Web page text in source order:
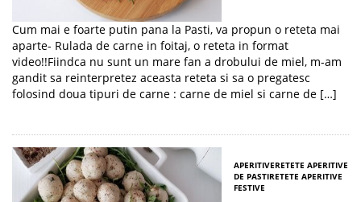
Cum mai e foarte putin pana la Pasti, va propun o reteta mai
aparte- Rulada de carne in foitaj, o reteta in format
video!!Fiindca nu sunt un mare fan a drobului de miel, m-am
gandit sa reinterpretez aceasta reteta si sa o pregatesc
folosind doua tipuri de carne : carne de miel si carne de […]
APERITIVERETETE APERITIVE
DE PASTIRETETE APERITIVE
FESTIVE